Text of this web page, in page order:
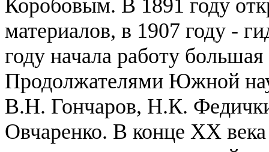
Коробовым. В 1891 году
материалов, в 1907 году -
году начала работу
Продолжателями Южной
В.Н. Гончаров, Н.К.
Овчаренко. В конце XX